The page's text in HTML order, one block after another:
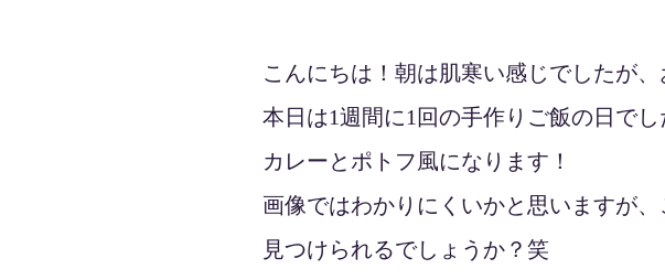
こんにちは！朝は肌寒い感じでしたが
本日は1週間に1回の手作りご飯の日でし
カレーとポトフ風になります！
画像ではわかりにくいかと思いますが
見つけられるでしょうか？笑